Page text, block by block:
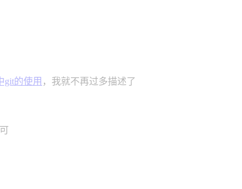
git的使用 ，我就不再过多描述了